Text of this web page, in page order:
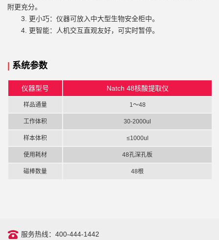
附更充分。
3. 更小巧：仪器可放入中大型生物安全柜中。
4. 更智能：人机交互直观友好，可实时暂停。
系统参数
仪器型号 Natch 48核酸提取仪
样品通量 1～48
工作体积 30-2000ul
样本体积 ≤1000ul
使用耗材 48孔深孔板
磁棒数量 48根
服务热线：400-444-1442